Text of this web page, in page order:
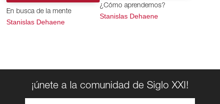
En busca de la mente
Stanislas Dehaene
¿Cómo aprendemos?
Stanislas Dehaene
¡únete a la comunidad de Siglo XXI!